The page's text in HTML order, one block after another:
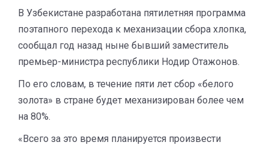
В Узбекистане разработана пятилетняя программа
поэтапного перехода к механизации сбора хлопка,
сообщал год назад ныне бывший заместитель
премьер-министра республики Нодир Отажонов.
По его словам, в течение пяти лет сбор «белого
золота» в стране будет механизирован более чем
на 80%.
«Всего за это время планируется произвести